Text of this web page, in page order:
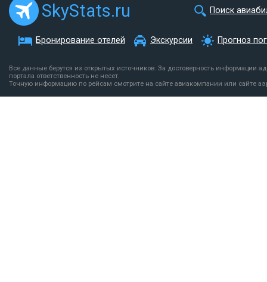
SkyStats.ru Поиск
Бронирование отелей Экскурсии Прогноз
Все данные берутся из открытых источников. За достоверность информации
портала ответственность не несет.
Точную информацию по рейсам смотрите на сайте авиакомпании или сайте